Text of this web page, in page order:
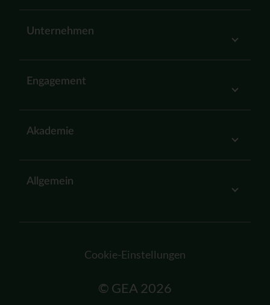
Unternehmen
Engagement
Akademie
Allgemein
© GEA 2026
Cookie-Einstellungen